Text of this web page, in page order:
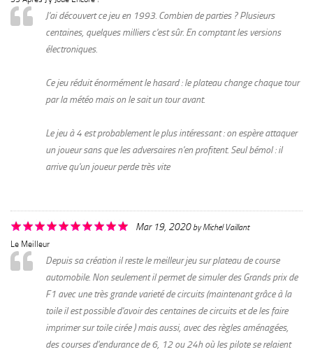
J'ai découvert ce jeu en 1993. Combien de parties ? Plusieurs
centaines, quelques milliers c'est sûr. En comptant les versions
électroniques.
Ce jeu réduit énormément le hasard : le plateau change chaque tour
par la météo mais on le sait un tour avant.
Le jeu à 4 est probablement le plus intéressant : on espère attaquer
un joueur sans que les adversaires n'en profitent. Seul bémol : il
arrive qu'un joueur perde très vite
Mar 19, 2020byMichel Vaillant
Le Meilleur
Depuis sa création il reste le meilleur jeu sur plateau de course
automobile. Non seulement il permet de simuler des Grands prix de
F1 avec une très grande varieté de circuits (maintenant grâce à la
toile il est possible d'avoir des centaines de circuits et de les faire
imprimer sur toile cirée ) mais aussi, avec des règles aménagées,
des courses d'endurance de 6, 12 ou 24h où les pilote se relaient